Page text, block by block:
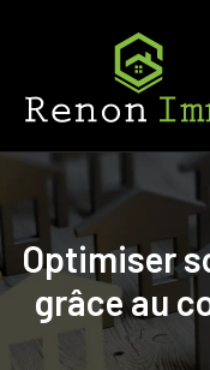
Optimiser
grâce au